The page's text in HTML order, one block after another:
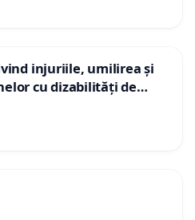
injuriile, umilirea și
cu dizabilități de
„Gorici”